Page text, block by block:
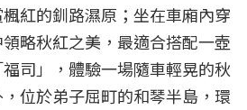
紅的釧路濕原；坐在車廂內穿
略秋紅之美，最適合搭配一壺
司」，體驗一場隨車輕晃的秋
位於弟子屈町的和琴半島，環